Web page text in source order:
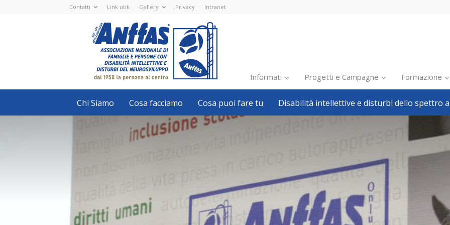
Contatti Link utili Gallery Privacy Intranet
Nazionale
ETS
-
APS
Associazione
Nazionale
di
Famiglie
e
con
disabilità
intellettive
neurosviluppo
Informati
Inclusione scolastica
Inclusione lavorativa
Politiche sociali
Pillole
Formazione
Avvisi, bandi
Welfare locale
Progetti e Campagne Formazione
Chi Siamo Cosa facciamo Cosa puoi fare tu Disabilità intellettive e disturbi dello spettro